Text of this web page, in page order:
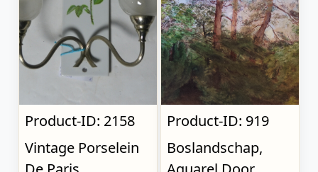
Product-ID: 2158
Vintage Porselein
Product-ID: 919
Boslandschap,